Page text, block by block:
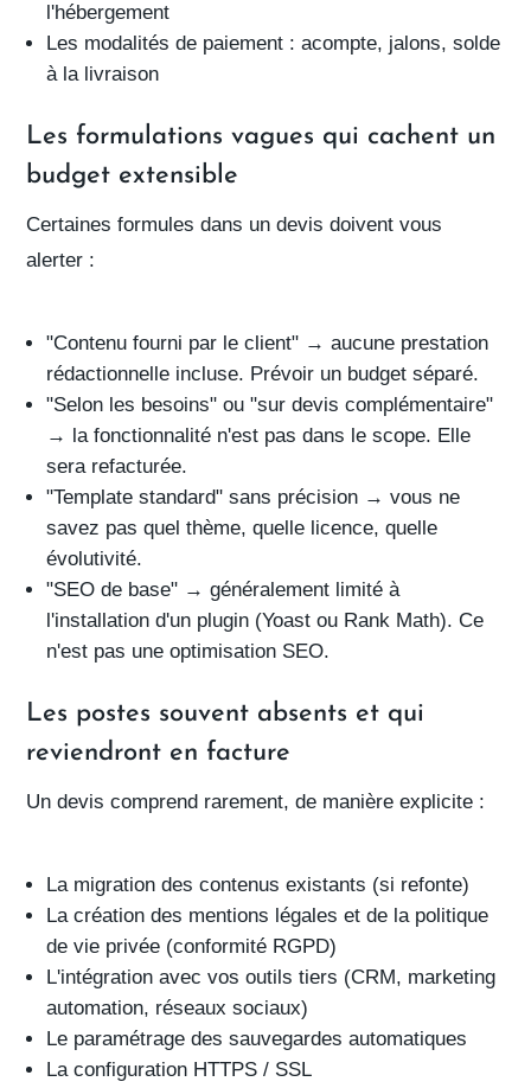
l'hébergement
Les modalités de paiement : acompte, jalons, solde
à la livraison
Les formulations vagues qui cachent un
budget extensible
Certaines formules dans un devis doivent vous
alerter :
"Contenu fourni par le client" → aucune prestation
rédactionnelle incluse. Prévoir un budget séparé.
"Selon les besoins" ou"sur devis complémentaire"
→ la fonctionnalité n'est pas dans le scope. Elle
sera refacturée.
"Template standard" sans précision → vous ne
savez pas quel thème, quelle licence, quelle
évolutivité.
"SEO de base" → généralement limité à
l'installation d'un plugin (Yoast ou Rank Math). Ce
n'est pas une optimisation SEO.
Les postes souvent absents et qui
reviendront en facture
Undevis comprend rarement, de manière explicite :
La migration des contenus existants (si refonte)
La création des mentions légales et de la politique
de vie privée (conformité RGPD)
L'intégration avec vos outils tiers (CRM, marketing
automation, réseaux sociaux)
Le paramétrage des sauvegardes automatiques
La configuration HTTPS / SSL